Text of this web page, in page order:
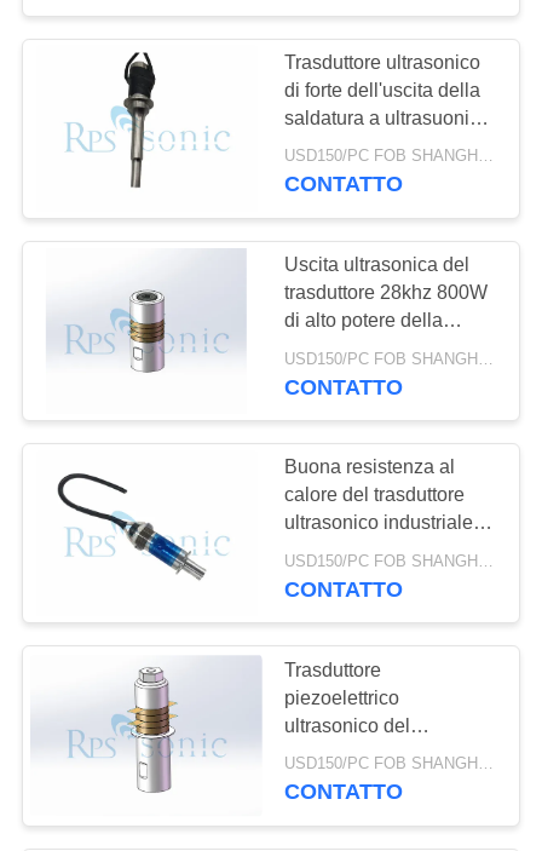
DI
QUALITÀ
CONTATTICI
MAPPA
SITO
POLITICA
SULLA
Trasduttore ultrasonico
di forte dell'uscita della
saldatura a ultrasuoni
alto potere del
trasduttore
USD150/PC FOB SHANGHAI MOQ:1pcs
CONTATTO
Uscita ultrasonica del
trasduttore 28khz 800W
di alto potere della
saldatura del vaso forte
CONTATTO
Buona resistenza al
calore del trasduttore
ultrasonico industriale
grande di ampiezza
USD150/PC FOB SHANGHAI MOQ:1pcs
CONTATTO
Trasduttore
piezoelettrico
ultrasonico del
trasduttore ultrasonico
miniatura cilindrico
USD150/PC FOB SHANGHAI MOQ:1pcs
CONTATTO